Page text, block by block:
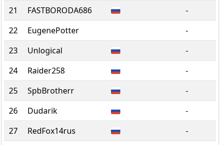
21
FASTBORODA686
-
22
EugenePotter
-
23
Unlogical
-
24
Raider258
-
25
SpbBrotherr
-
26
Dudarik
-
27
RedFox14rus
-